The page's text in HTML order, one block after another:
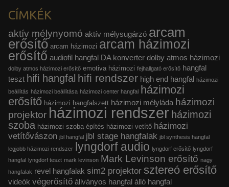
CÍMKÉK
aktív mélynyomó aktív mélysugárzó arcam
erősítő arcam házimozi arcam házimozi
erősítő audiofil hangfal DA konverter dolby atmos házimozi
dolby atmos házimozi erősítő emotiva házimozi fejhallgató erősítő hangfal
teszt hifi hangfal hifi rendszer high end hangfal házimozi
beállítás házimozi beállítása házimozi center hangfal házimozi
erősítő házimozi hangfalszett házimozi mélyláda házimozi
projektor házimozi rendszer házimozi
szoba házimozi szoba építés házimozi vetítő házimozi
vetítővászon jbl hangfal jbl stage hangfalak jbl synthesis hangfal
legjobb házimozi rendszer lyngdorf audio lyngdorf erősítő lyngdorf
hangfal lyngdorf teszt mark levinson Mark Levinson erősítő nagy
hangfalak revel hangfalak sim2 projektor sztereó erősítő
videók végerősítő állványos hangfal álló hangfal